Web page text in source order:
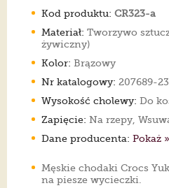
Kod produktu: CR323-a
Materiał: Tworzywo
żywiczny)
Kolor: Brązowy
Nr katalogowy: 207689-
Wysokość cholewy: Do
Zapięcie: Na rzepy,
Dane producenta: Pokaż »
Męskie chodaki Crocs
na piesze wycieczki.